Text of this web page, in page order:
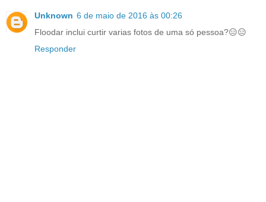
Unknown 6 de maio de 2016 às 00:26
Floodar inclui curtir varias fotos de uma só pessoa?😑😑
Responder